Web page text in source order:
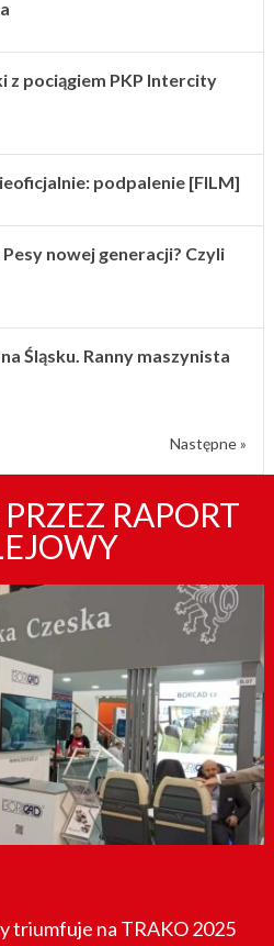
z pociągiem PKP Intercity
podpalenie [FILM]
nowej generacji? Czyli
Śląsku. Ranny maszynista
Następne »
RAPORT
triumfuje na TRAKO 2025